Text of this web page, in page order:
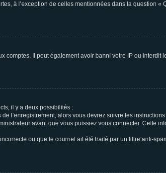
à l’exception de celles mentionnées dans la question
comptes. Il peut également avoir banni votre IP ou interdit
il y a deux possibilités :
l’enregistrement, alors vous devrez suivre les
avant que vous puissiez vous connecter. Cette
ou que le courriel ait été traité par un filtre anti-